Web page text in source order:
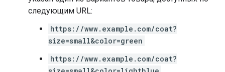
следующим URL:
https://www.example.com/coat?
size=small&color=green
https://www.example.com/coat?